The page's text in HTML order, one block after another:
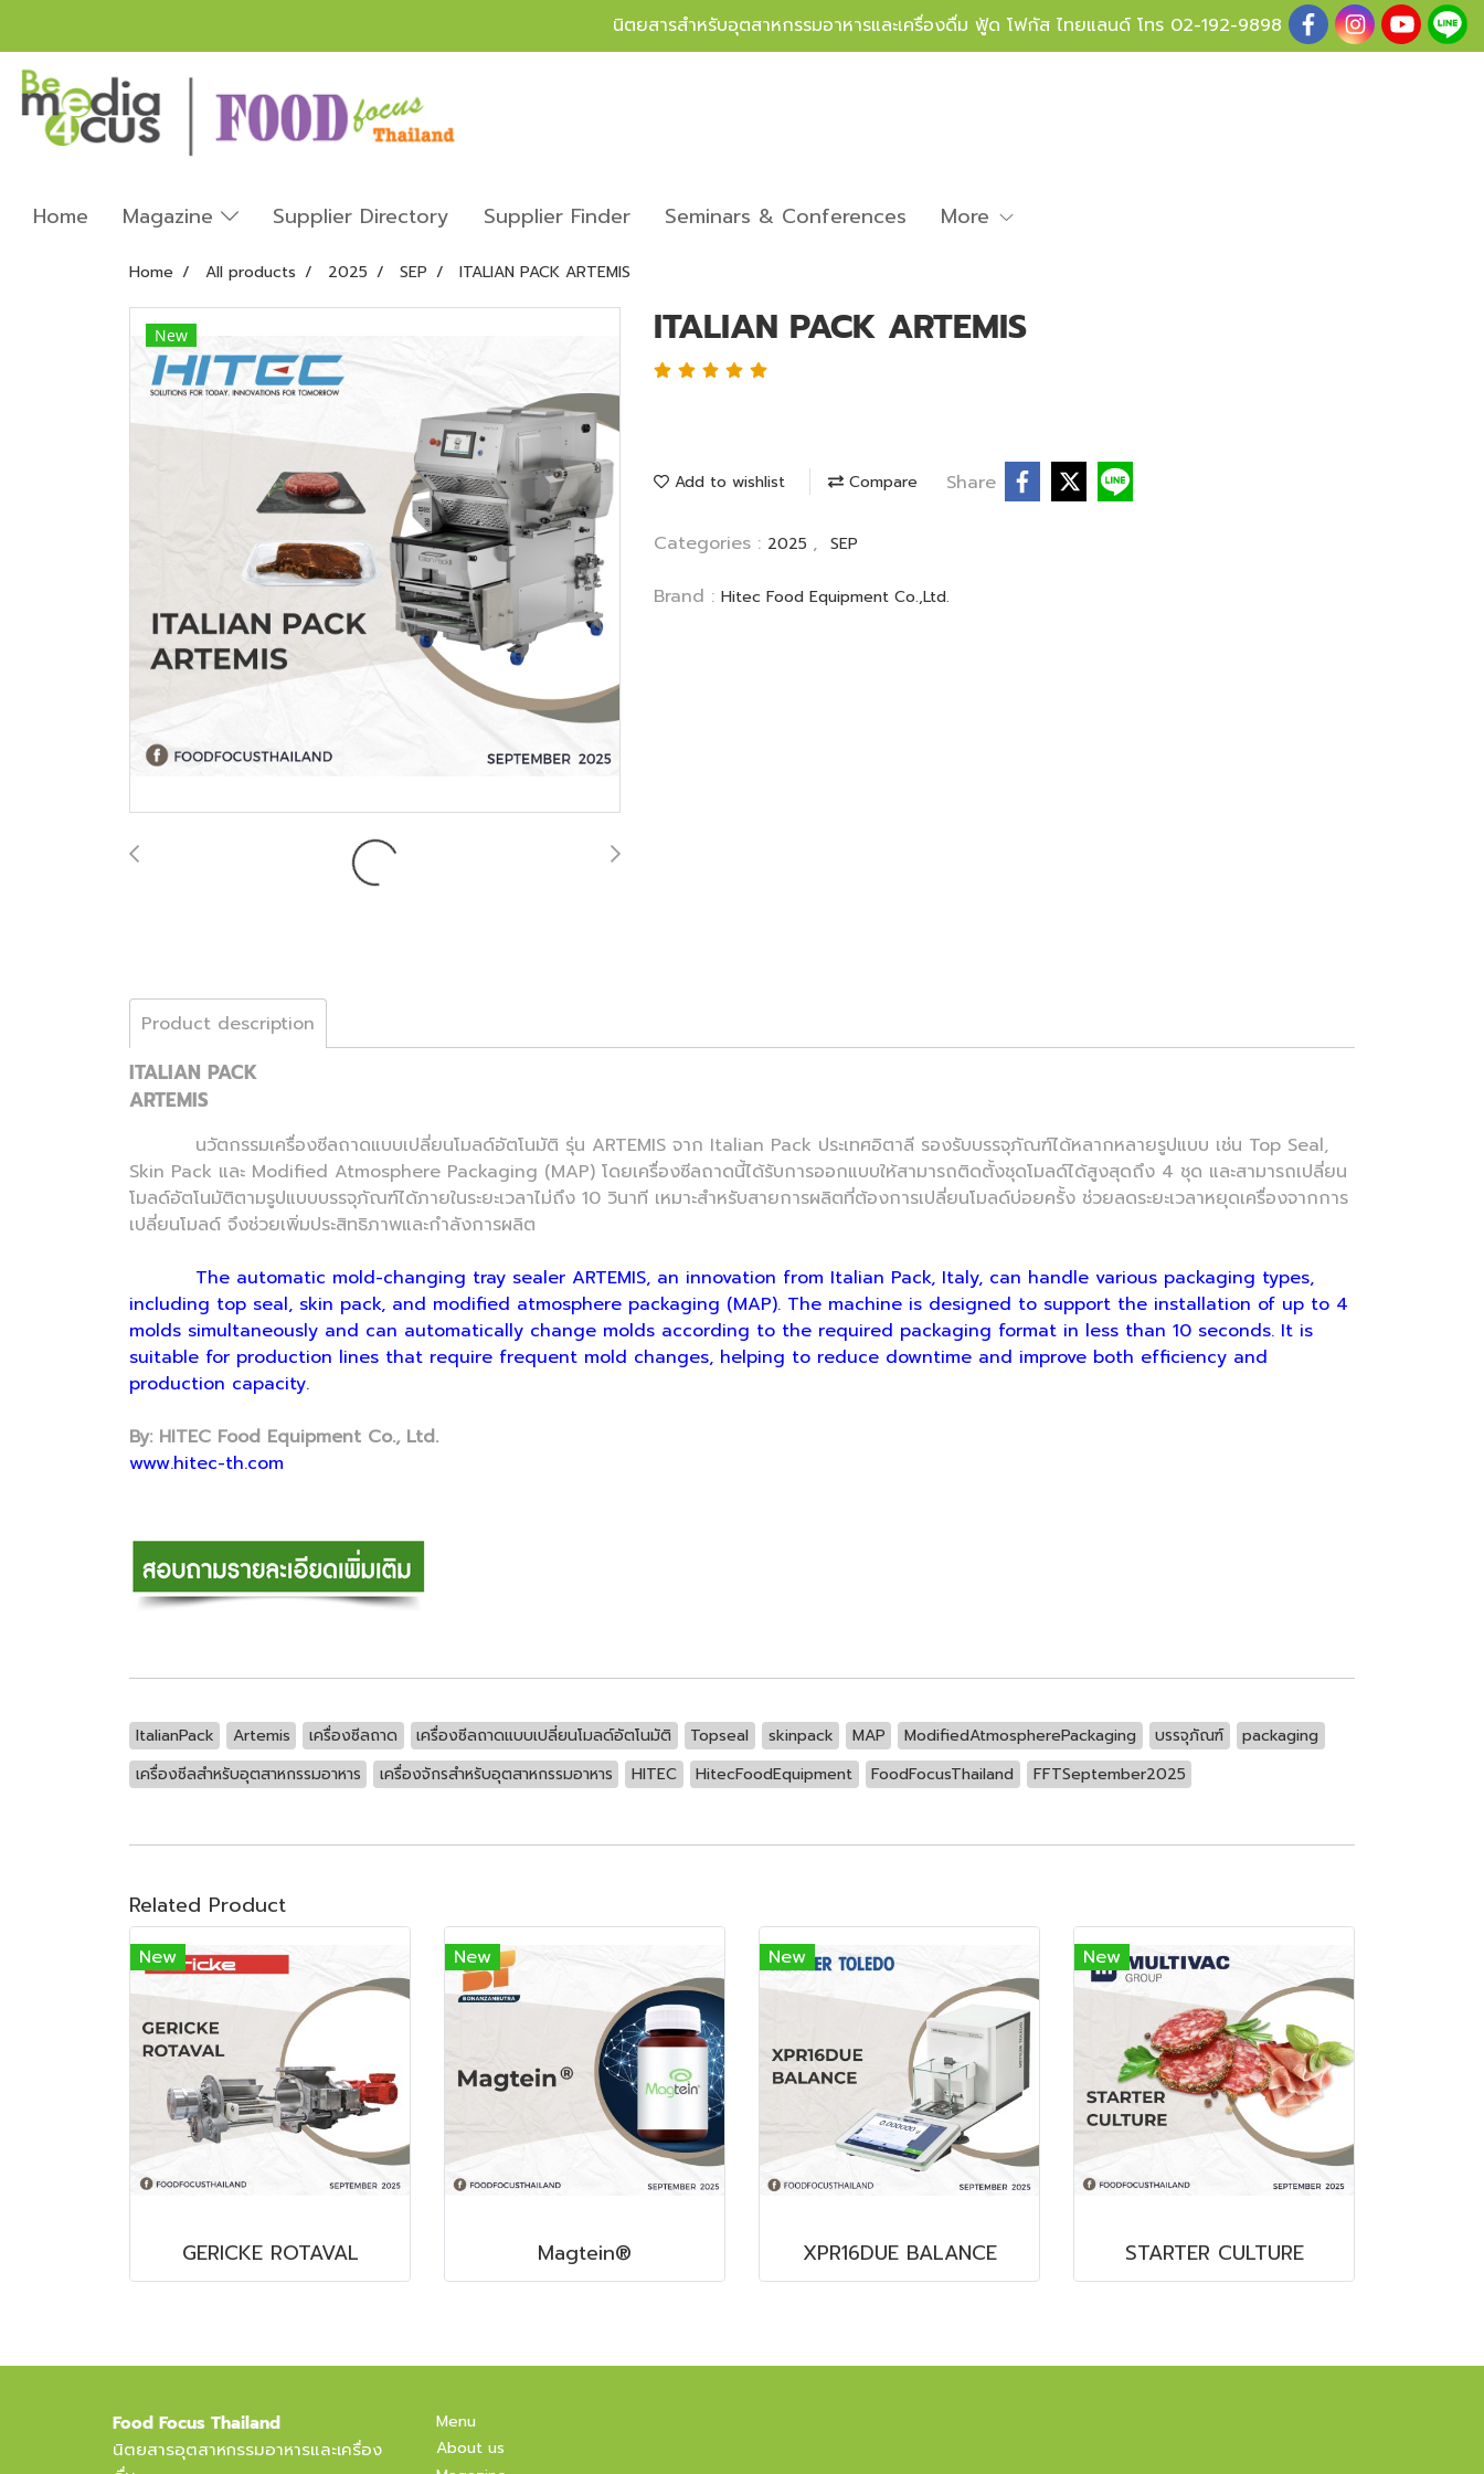
นิตยสารสำหรับอุตสาหกรรมอาหารและเครื่องดื่ม ฟู้ด โฟกัส ไทยแลนด์ โทร 02-192-9898
Home Magazine Supplier Directory Supplier Finder Seminars & Conferences More
Home All products 2025 SEP ITALIAN PACK ARTEMIS
New ITALIAN PACK ARTEMIS
Add to wishlist Compare Share
Categories : 2025 , SEP
Brand : Hitec Food Equipment Co.,Ltd.
Product description
ITALIAN PACK
ARTEMIS
นวัตกรรมเครื่องซีลถาดแบบเปลี่ยนโมลด์อัตโนมัติ รุ่น ARTEMIS จาก Italian Pack ประเทศอิตาลี รองรับบรรจุภัณฑ์ได้หลากหลายรูปแบบ เช่น Top Seal,
Skin Pack และ Modified Atmosphere Packaging (MAP) โดยเครื่องซีลถาดนี้ได้รับการออกแบบให้สามารถติดตั้งชุดโมลด์ได้สูงสุดถึง 4 ชุด และสามารถเปลี่ยน
โมลด์อัตโนมัติตามรูปแบบบรรจุภัณฑ์ได้ภายในระยะเวลาไม่ถึง 10 วินาที เหมาะสำหรับสายการผลิตที่ต้องการเปลี่ยนโมลด์บ่อยครั้ง ช่วยลดระยะเวลาหยุดเครื่องจากการ
เปลี่ยนโมลด์ จึงช่วยเพิ่มประสิทธิภาพและกำลังการผลิต
The automatic mold-changing tray sealer ARTEMIS, an innovation from Italian Pack, Italy, can handle various packaging types,
including top seal, skin pack, and modified atmosphere packaging (MAP). The machine is designed to support the installation of up to 4
molds simultaneously and can automatically change molds according to the required packaging format in less than 10 seconds. It is
suitable for production lines that require frequent mold changes, helping to reduce downtime and improve both efficiency and
production capacity.
By: HITEC Food Equipment Co., Ltd.
www.hitec-th.com
ItalianPack Artemis เครื่องซีลถาด เครื่องซีลถาดแบบเปลี่ยนโมลด์อัตโนมัติ Topseal skinpack MAP ModifiedAtmospherePackaging บรรจุภัณฑ์
packaging
เครื่องซีลสำหรับอุตสาหกรรมอาหาร
เครื่องจักรสำหรับอุตสาหกรรมอาหาร HITEC HitecFoodEquipment FoodFocusThailand FFTSeptember2025
Related Product
New
GERICKE ROTAVAL
New
Magtein®
New
XPR16DUE BALANCE
New
STARTER CULTURE
Food Focus Thailand
นิตยสารอุตสาหกรรมอาหารและเครื่อง
Menu
About us